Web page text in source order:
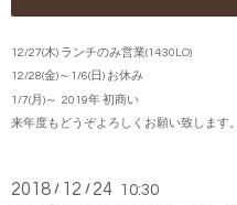
12/27(木) ランチのみ営業(14:30LO)
12/28(金)～1/6(日) お休み
1/7(月)～ 2019年 初商い
来年度もどうぞよろしくお願い致します。
2018 / 12 / 24 10:30